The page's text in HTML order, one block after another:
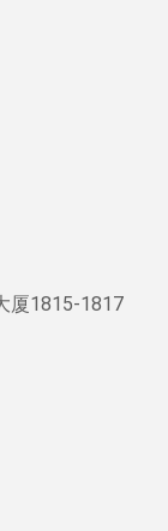
厦1815-1817